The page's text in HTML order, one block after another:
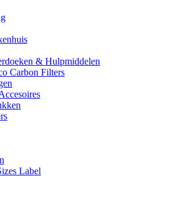
& Hulpmiddelen
Carbon Filters
Label